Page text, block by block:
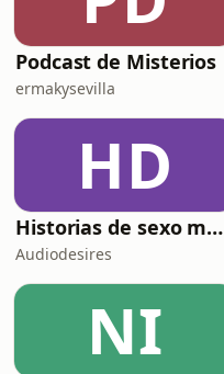
Podcast de Misterios
ermakysevilla
HD
Historias de sexo muy intensas y calientes
Audiodesires
NI